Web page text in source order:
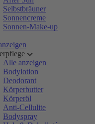
Selbstbräuner
Sonnencreme
Sonnen-Make-up
Alle anzeigen
Bodylotion
Deodorant
Körperbutter
Körperöl
Anti-Cellulite
Bodyspray